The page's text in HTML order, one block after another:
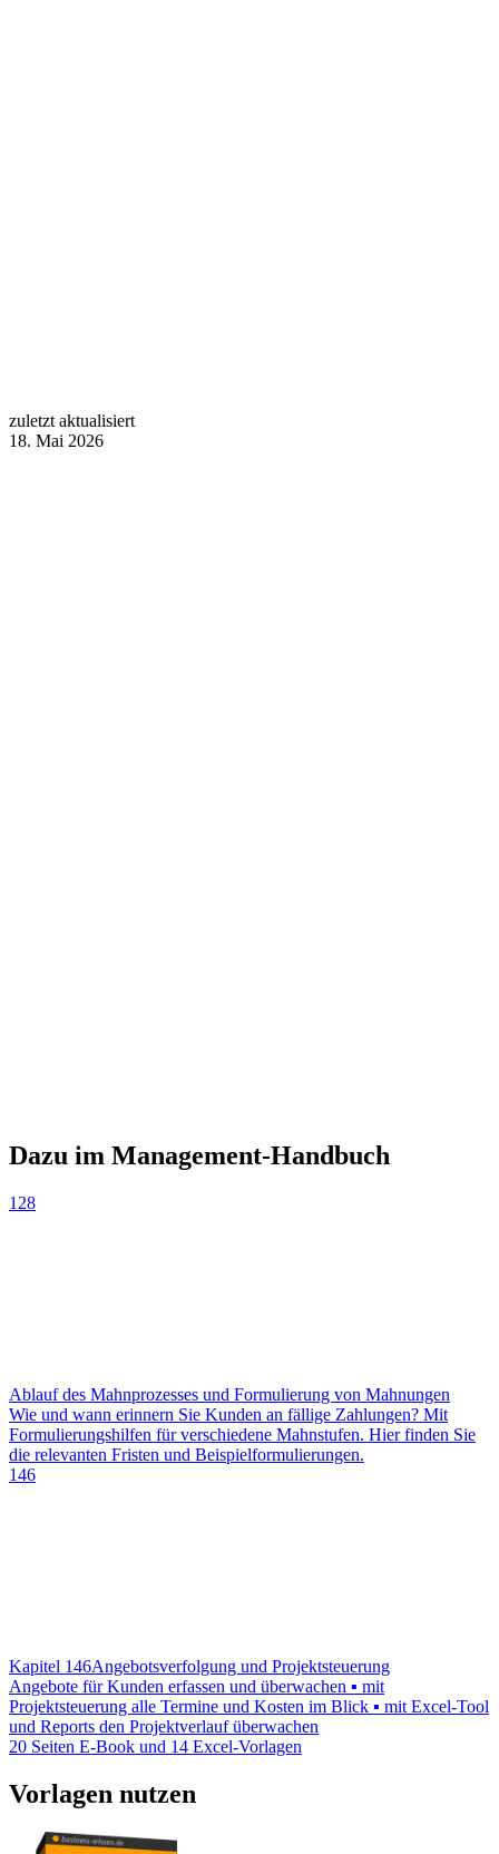
zuletzt aktualisiert
18. Mai 2026
Dazu im Management-Handbuch
128
Ablauf des Mahnprozesses und Formulierung von Mahnungen
Wie und wann erinnern Sie Kunden an fällige Zahlungen? Mit
Formulierungshilfen für verschiedene Mahnstufen. Hier finden Sie
die relevanten Fristen und Beispielformulierungen.
146
Kapitel 146Angebotsverfolgung und Projektsteuerung
Angebote für Kunden erfassen und überwachen ▪ mit
Projektsteuerung alle Termine und Kosten im Blick ▪ mit Excel-Tool
und Reports den Projektverlauf überwachen
20 Seiten E-Book und 14 Excel-Vorlagen
Vorlagen nutzen